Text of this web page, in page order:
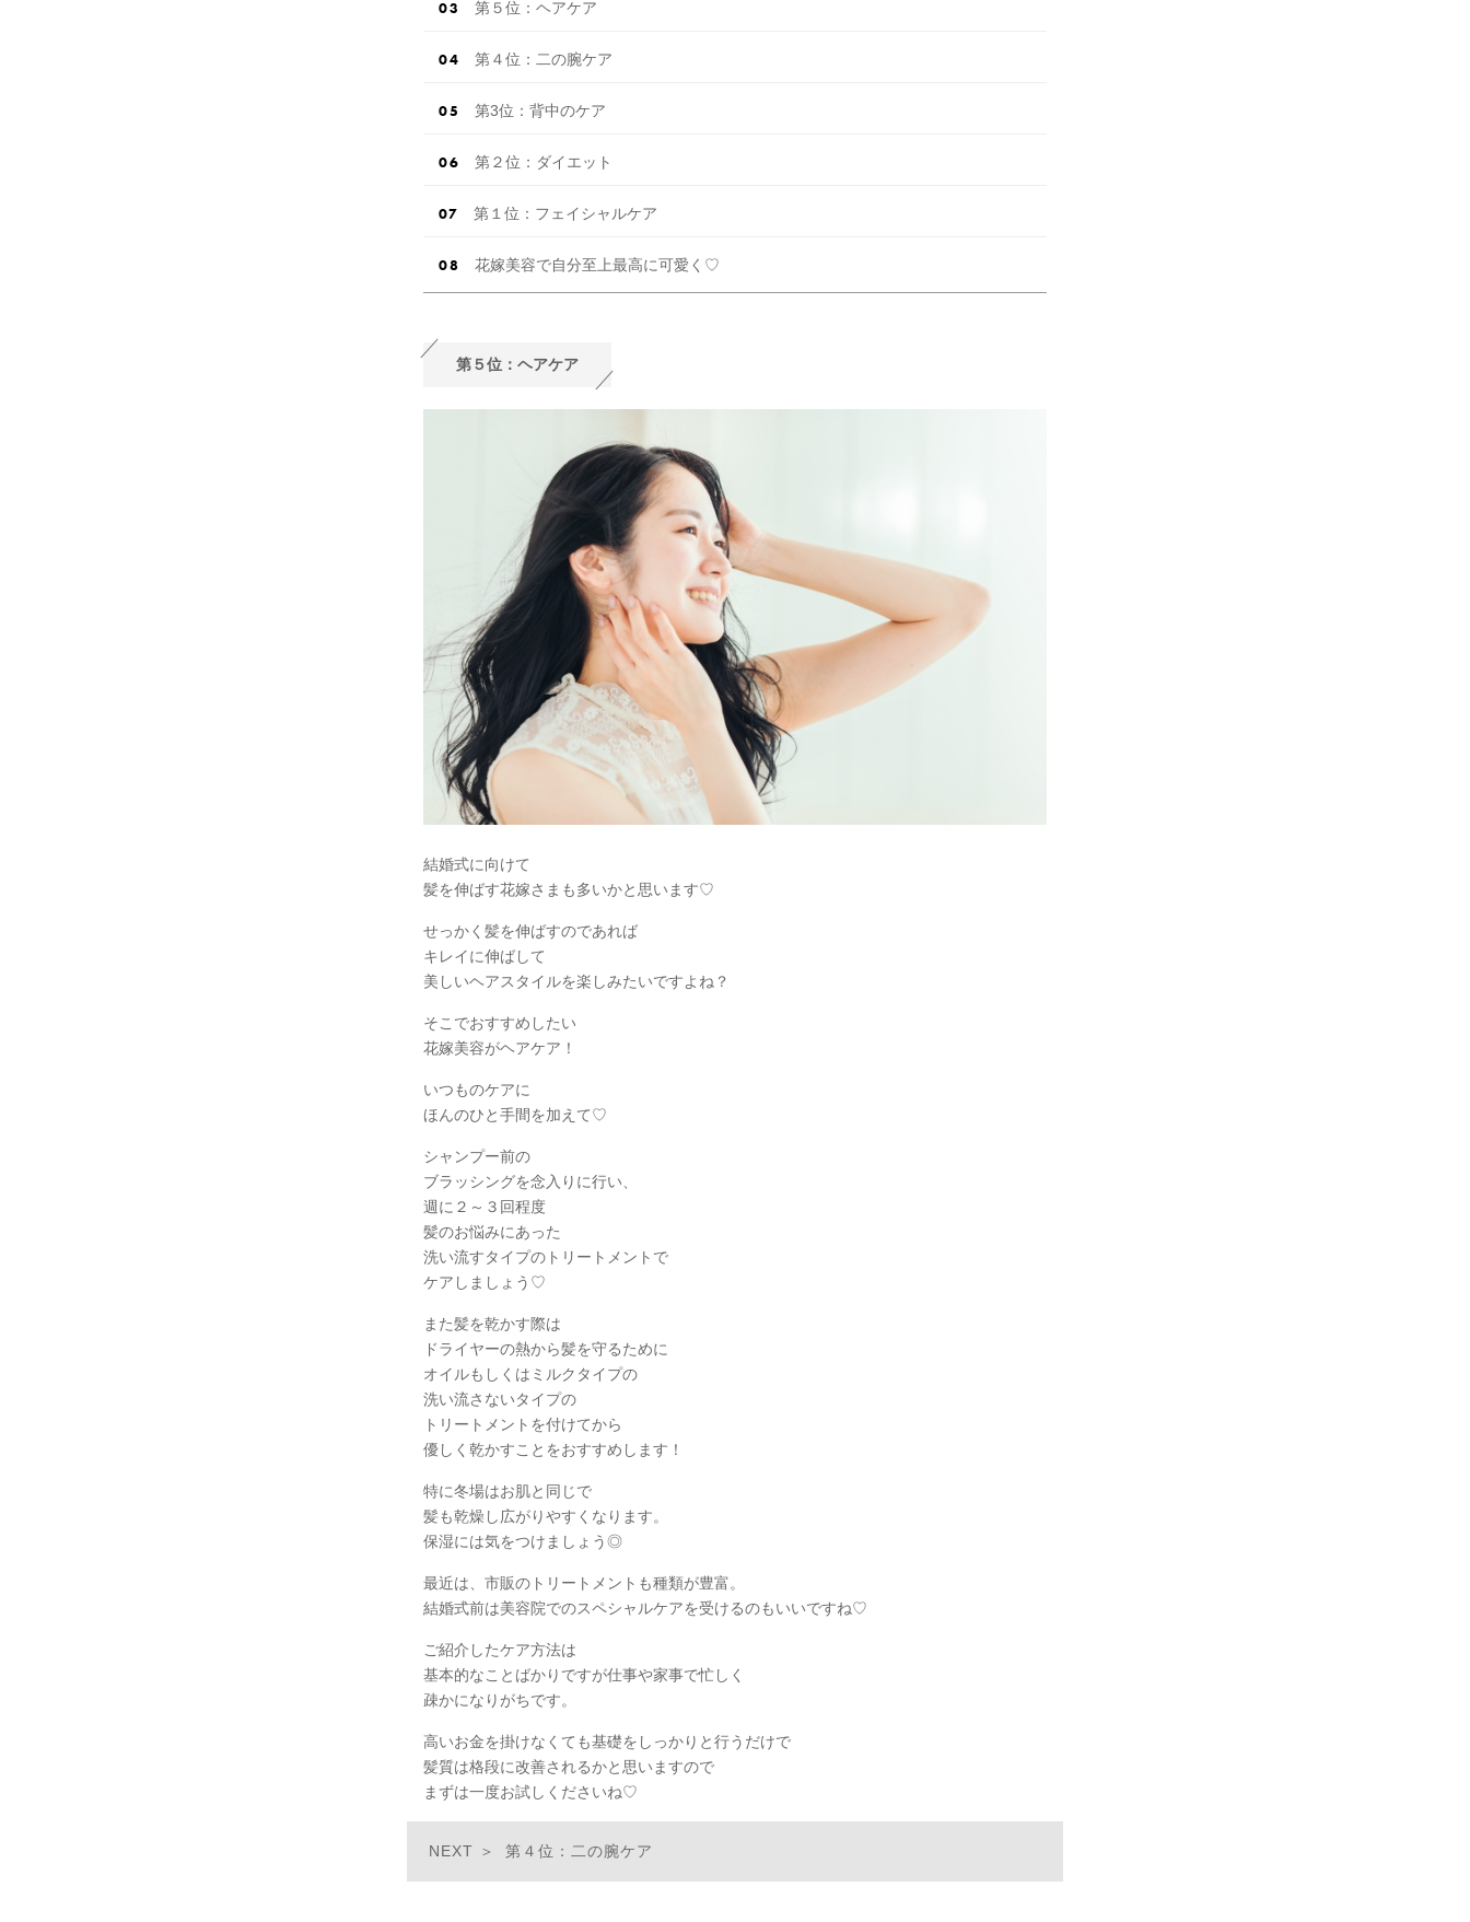
第５位：ヘアケア
第４位：二の腕ケア
第3位：背中のケア
第２位：ダイエット
第１位：フェイシャルケア
花嫁美容で自分至上最高に可愛く♡
第５位：ヘアケア
結婚式に向けて
髪を伸ばす花嫁さまも多いかと思います♡
せっかく髪を伸ばすのであれば
キレイに伸ばして
美しいヘアスタイルを楽しみたいですよね？
そこでおすすめしたい
花嫁美容がヘアケア！
いつものケアに
ほんのひと手間を加えて♡
シャンプー前の
ブラッシングを念入りに行い、
週に２～３回程度
髪のお悩みにあった
洗い流すタイプのトリートメントで
ケアしましょう♡
また髪を乾かす際は
ドライヤーの熱から髪を守るために
オイルもしくはミルクタイプの
洗い流さないタイプの
トリートメントを付けてから
優しく乾かすことをおすすめします！
特に冬場はお肌と同じで
髪も乾燥し広がりやすくなります。
保湿には気をつけましょう◎
最近は、市販のトリートメントも種類が豊富。
結婚式前は美容院でのスペシャルケアを受けるのもいいですね♡
ご紹介したケア方法は
基本的なことばかりですが仕事や家事で忙しく
疎かになりがちです。
高いお金を掛けなくても基礎をしっかりと行うだけで
髪質は格段に改善されるかと思いますので
まずは一度お試しくださいね♡
第４位：二の腕ケア